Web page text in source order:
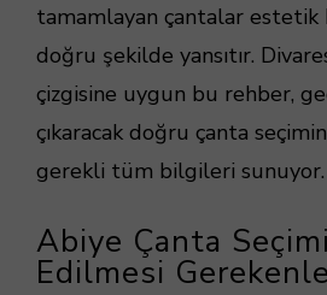
tamamlayan çantalar estetik
doğru şekilde yansıtır.
çizgisine uygun bu rehber,
çıkaracak doğru çanta
gerekli tüm bilgileri sunuyor.
Abiye Çanta
Edilmesi